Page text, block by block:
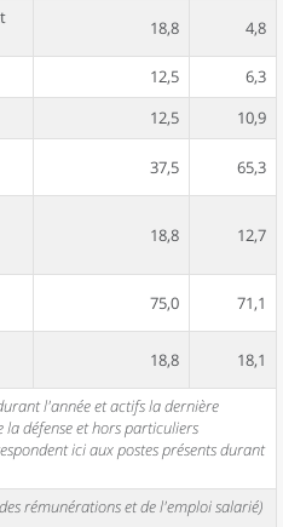
18,8 4,8
12,5
6,3
12,5
10,9
37,5 65,3
18,8 12,7
75,0 71,1
18,8 18,1
l'année et actifs la dernière
la défense et hors particuliers
ici aux postes présents durant
rémunérations et de l'emploi salarié)